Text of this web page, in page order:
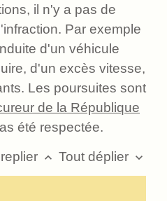
il n'y a pas de
Par exemple
d'un véhicule
d'un excès vitesse,
Les poursuites sont
de la République
été respectée.
keyboard_arrow_up Tout déplier keyboard_arrow_down